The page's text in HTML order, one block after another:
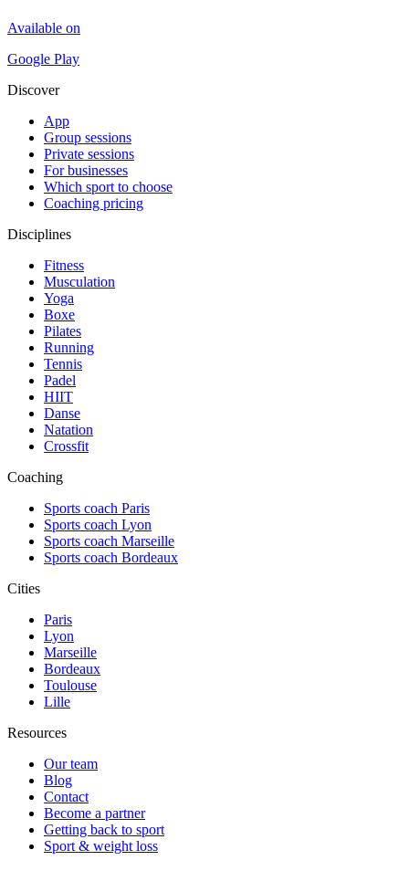
Available on
Google Play
Discover
App
Group sessions
Private sessions
For businesses
Which sport to choose
Coaching pricing
Disciplines
Fitness
Musculation
Yoga
Boxe
Pilates
Running
Tennis
Padel
HIIT
Danse
Natation
Crossfit
Coaching
Sports coach Paris
Sports coach Lyon
Sports coach Marseille
Sports coach Bordeaux
Cities
Paris
Lyon
Marseille
Bordeaux
Toulouse
Lille
Resources
Our team
Blog
Contact
Become a partner
Getting back to sport
Sport & weight loss